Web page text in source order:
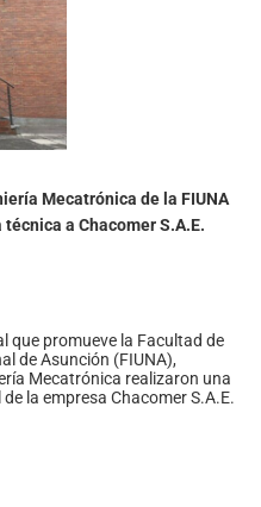
Mecatrónica de la FIUNA
a Chacomer S.A.E.
que promueve la Facultad de
de Asunción (FIUNA),
Mecatrónica realizaron una
la empresa Chacomer S.A.E.